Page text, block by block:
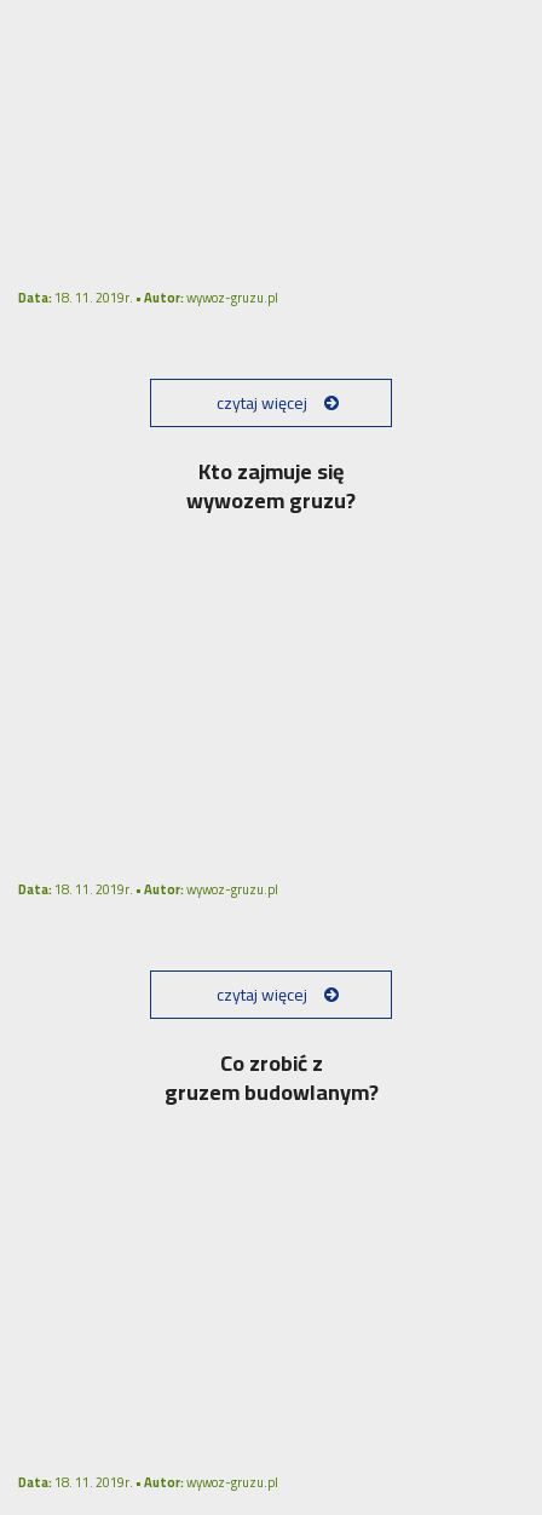
Data:18. 11. 2019r. •Autor:wywoz-gruzu.pl
czytaj więcej
Kto zajmuje się
wywozem gruzu?
Data:18. 11. 2019r. •Autor:wywoz-gruzu.pl
czytaj więcej
Co zrobić z
gruzem budowlanym?
Data:18. 11. 2019r. •Autor:wywoz-gruzu.pl